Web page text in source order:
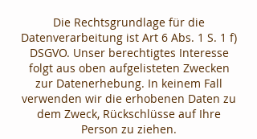
Die Rechtsgrundlage für die
Datenverarbeitung ist Art 6 Abs. 1 S. 1 f)
DSGVO. Unser berechtigtes Interesse
folgt aus oben aufgelisteten Zwecken
zur Datenerhebung. In keinem Fall
verwenden wir die erhobenen Daten zu
dem Zweck, Rückschlüsse auf Ihre
Person zu ziehen.